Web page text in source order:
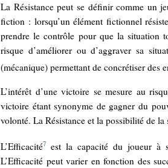
La Résistance peut se définir comme un
fiction : lorsqu’un élément fictionnel
prendre le contrôle pour que la situation
risque d’améliorer ou d’aggraver sa
(mécanique) permettant de concrétiser des
L’intérêt d’une victoire se mesure au
victoire étant synonyme de gagner du
volonté. La Résistance et la possibilité de
L’Efficacité7 est la capacité du joueur à
L’Efficacité peut varier en fonction des